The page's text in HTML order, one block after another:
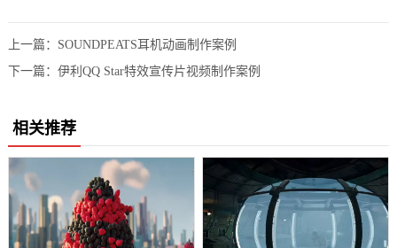
上一篇： SOUNDPEATS耳机动画制作案例
下一篇： 伊利QQ Star特效宣传片视频制作案例
相关推荐